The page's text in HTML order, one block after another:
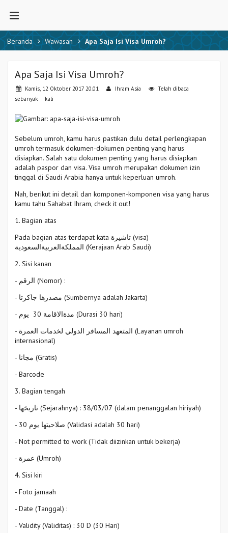
Beranda Wawasan Apa Saja Isi Visa Umroh?
Apa Saja Isi Visa Umroh?
Kamis, 12 Oktober 2017 20.01 Ihram Asia
Telah dibaca
sebanyak
kali
Sebelum umroh, kamu harus pastikan dulu detail perlengkapan
umroh termasuk dokumen-dokumen penting yang harus
disiapkan. Salah satu dokumen penting yang harus disiapkan
adalah paspor dan visa. Visa umroh merupakan dokumen izin
tinggal di Saudi Arabia hanya untuk keperluan umroh.
Nah, berikut ini detail dan komponen-komponen visa yang harus
kamu tahu Sahabat Ihram, check it out!
1. Bagian atas
Pada bagian atas terdapat kata تاشيرة (visa)
المملكةالعربيةالسعودية (Kerajaan Arab Saudi)
2. Sisi kanan
- الرقم (Nomor) :
- مصدرها جاكرتا (Sumbernya adalah Jakarta)
- مدةالاقامة 30 يوم (Durasi 30 hari)
- المتعهد المسافر الدولي لخدمات العمرة (Layanan umroh
internasional)
- مجانا (Gratis)
- Barcode
3. Bagian tengah
- تاريخها (Sejarahnya) : 38/03/07 (dalam penanggalan hiriyah)
- صلاحيتها يوم 30 (Validasi adalah 30 hari)
- Not permitted to work (Tidak diizinkan untuk bekerja)
- عمرة (Umroh)
4. Sisi kiri
- Foto jamaah
- Date (Tanggal) :
- Validity (Validitas) : 30 D (30 Hari)